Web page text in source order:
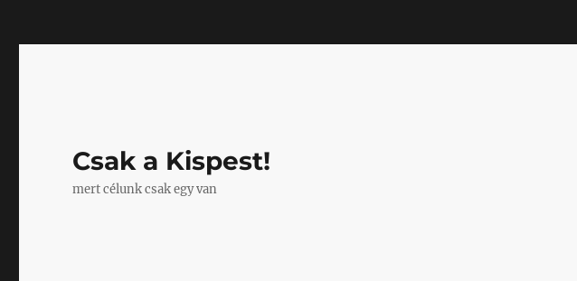
Csak a Kispest!
mert célunk csak egy van